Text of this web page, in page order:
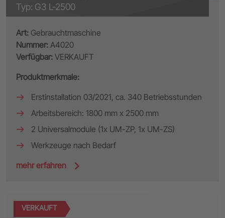
Typ: G3 L-2500
Art: Gebrauchtmaschine
Nummer: A4020
Verfügbar: VERKAUFT
Produktmerkmale:
Erstinstallation 03/2021, ca. 340 Betriebsstunden
Arbeitsbereich: 1800 mm x 2500 mm
2 Universalmodule (1x UM-ZP, 1x UM-ZS)
Werkzeuge nach Bedarf
mehr erfahren
VERKAUFT